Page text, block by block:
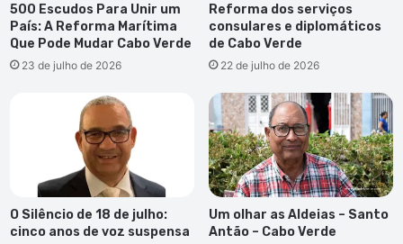
500 Escudos Para Unir um
País: A Reforma Marítima
Que Pode Mudar Cabo Verde
23 de julho de 2026
Reforma dos serviços
consulares e diplomáticos
de Cabo Verde
22 de julho de 2026
O Silêncio de 18 de julho:
cinco anos de voz suspensa
Um olhar as Aldeias – Santo
Antão – Cabo Verde